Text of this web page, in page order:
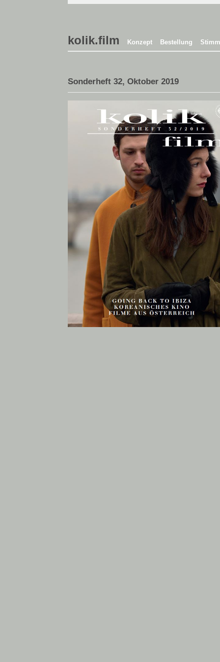
kolik.film Konzept Bestellung
Sonderheft 32, Oktober 2019